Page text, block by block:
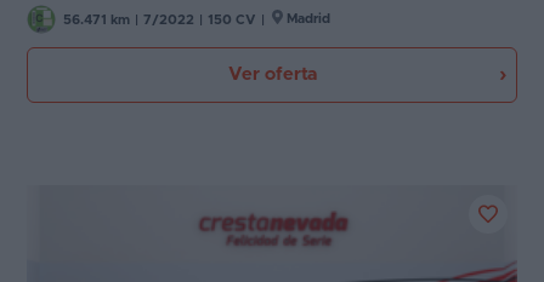
56.471 km 7/2022 150 CV Madrid
Ver oferta